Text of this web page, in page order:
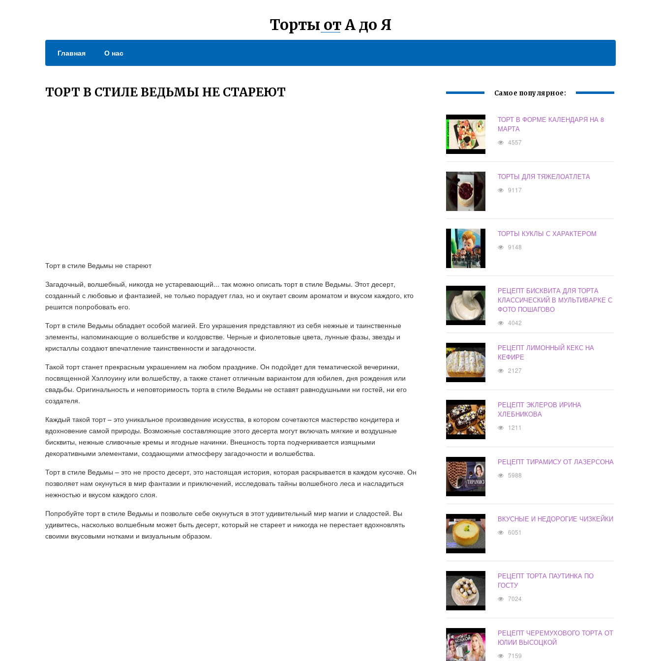
Торты от А до Я
Главная О нас
ТОРТ В СТИЛЕ ВЕДЬМЫ НЕ СТАРЕЮТ
Торт в стиле Ведьмы не стареют
Загадочный, волшебный, никогда не устаревающий... так можно описать торт в стиле Ведьмы. Этот десерт,
созданный с любовью и фантазией, не только порадует глаз, но и окутает своим ароматом и вкусом каждого, кто
решится попробовать его.
Торт в стиле Ведьмы обладает особой магией. Его украшения представляют из себя нежные и таинственные
элементы, напоминающие о волшебстве и колдовстве. Черные и фиолетовые цвета, лунные фазы, звезды и
кристаллы создают впечатление таинственности и загадочности.
Такой торт станет прекрасным украшением на любом празднике. Он подойдет для тематической вечеринки,
посвященной Хэллоуину или волшебству, а также станет отличным вариантом для юбилея, дня рождения или
свадьбы. Оригинальность и неповторимость торта в стиле Ведьмы не оставят равнодушными ни гостей, ни его
создателя.
Каждый такой торт – это уникальное произведение искусства, в котором сочетаются мастерство кондитера и
вдохновение самой природы. Возможные составляющие этого десерта могут включать мягкие и воздушные
бисквиты, нежные сливочные кремы и ягодные начинки. Внешность торта подчеркивается изящными
декоративными элементами, создающими атмосферу загадочности и волшебства.
Торт в стиле Ведьмы – это не просто десерт, это настоящая история, которая раскрывается в каждом кусочке. Он
позволяет нам окунуться в мир фантазии и приключений, исследовать тайны волшебного леса и насладиться
нежностью и вкусом каждого слоя.
Попробуйте торт в стиле Ведьмы и позвольте себе окунуться в этот удивительный мир магии и сладостей. Вы
удивитесь, насколько волшебным может быть десерт, который не стареет и никогда не перестает вдохновлять
своими вкусовыми нотками и визуальным образом.
Самое популярное:
ТОРТ В ФОРМЕ КАЛЕНДАРЯ НА 8
МАРТА
4557
ТОРТЫ ДЛЯ ТЯЖЕЛОАТЛЕТА
9117
ТОРТЫ КУКЛЫ С ХАРАКТЕРОМ
9148
РЕЦЕПТ БИСКВИТА ДЛЯ ТОРТА
КЛАССИЧЕСКИЙ В МУЛЬТИВАРКЕ С
ФОТО ПОШАГОВО
4042
РЕЦЕПТ ЛИМОННЫЙ КЕКС НА
КЕФИРЕ
2127
РЕЦЕПТ ЭКЛЕРОВ ИРИНА
ХЛЕБНИКОВА
1211
РЕЦЕПТ ТИРАМИСУ ОТ ЛАЗЕРСОНА
5988
ВКУСНЫЕ И НЕДОРОГИЕ ЧИЗКЕЙКИ
6051
РЕЦЕПТ ТОРТА ПАУТИНКА ПО
ГОСТУ
7024
РЕЦЕПТ ЧЕРЕМУХОВОГО ТОРТА ОТ
ЮЛИИ ВЫСОЦКОЙ
7159